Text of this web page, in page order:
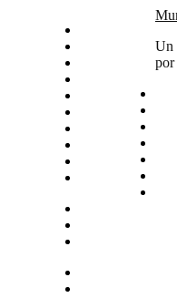
Arte y vino
Sudamerica
Un
por